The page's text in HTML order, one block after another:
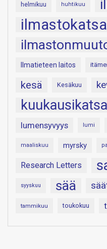
helmikuu huhtikuu
Ilmatieteen laitos
kesä Kesäkuu
lumensyvyys lumi
maaliskuu myrsky
Research Letters
syyskuu sää
tammikuu toukokuu